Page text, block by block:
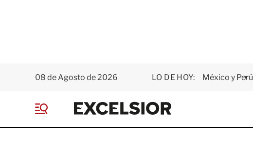
08 de Agosto de 2026 LO DE HOY: México y Perú
E
x
e
e